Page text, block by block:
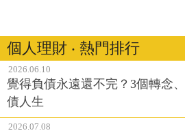
個人理財 ‧ 熱門排行
2026.06.10
覺得負債永遠還不完？3個轉念
債人生
2026.07.08